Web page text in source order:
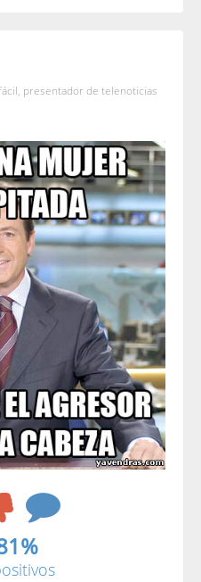
presentador de telenoticias